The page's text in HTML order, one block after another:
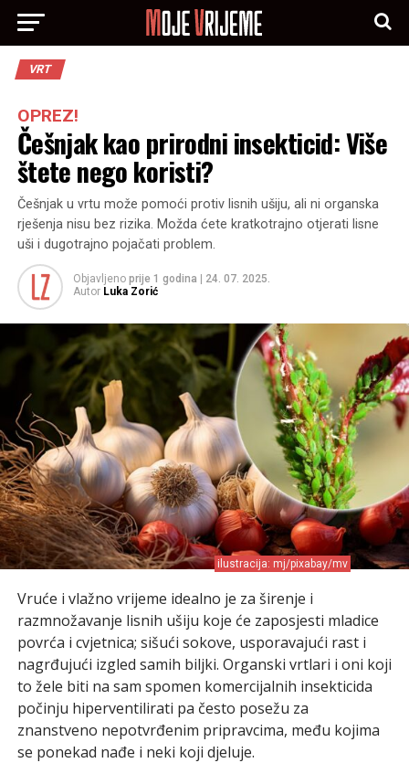
VRT
OPREZ!
Češnjak kao prirodni insekticid: Više
štete nego koristi?
Češnjak u vrtu može pomoći protiv lisnih ušiju, ali ni organska
rješenja nisu bez rizika. Možda ćete kratkotrajno otjerati lisne
uši i dugotrajno pojačati problem.
Objavljeno prije 1 godina
24. 07. 2025.
Autor Luka Zorić
ilustracija: mj/pixabay/mv
Vruće i vlažno vrijeme idealno je za širenje i
razmnožavanje lisnih ušiju koje će zaposjesti mladice
povrća i cvjetnica; sišući sokove, usporavajući rast i
nagrđujući izgled samih biljki. Organski vrtlari i oni koji
to žele biti na sam spomen komercijalnih insekticida
počinju hiperventilirati pa često posežu za
znanstveno nepotvrđenim pripravcima, među kojima
se ponekad nađe i neki koji djeluje.